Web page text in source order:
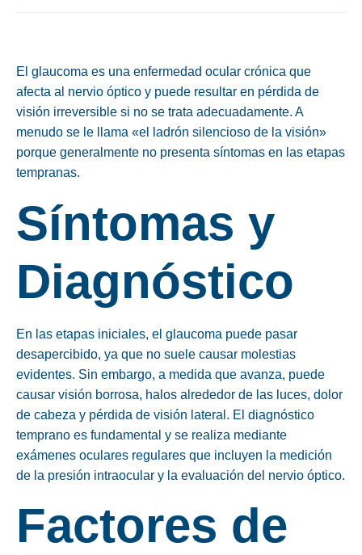
El glaucoma es una enfermedad ocular crónica que
afecta al nervio óptico y puede resultar en pérdida de
visión irreversible si no se trata adecuadamente. A
menudo se le llama «el ladrón silencioso de la visión»
porque generalmente no presenta síntomas en las etapas
tempranas.
Síntomas y
Diagnóstico
En las etapas iniciales, el glaucoma puede pasar
desapercibido, ya que no suele causar molestias
evidentes. Sin embargo, a medida que avanza, puede
causar visión borrosa, halos alrededor de las luces, dolor
de cabeza y pérdida de visión lateral. El diagnóstico
temprano es fundamental y se realiza mediante
exámenes oculares regulares que incluyen la medición
de la presión intraocular y la evaluación del nervio óptico.
Factores de